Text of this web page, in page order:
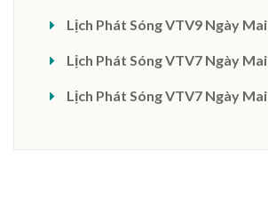
Lịch Phát Sóng VTV9 Ngày Mai
Lịch Phát Sóng VTV7 Ngày Mai
Lịch Phát Sóng VTV7 Ngày Mai